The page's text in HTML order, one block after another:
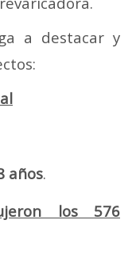
a destacar y
años.
los 576